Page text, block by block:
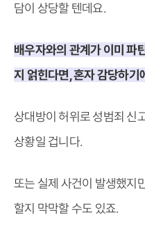
담이 상당할 텐데요.
배우자와의 관계가 이미 파
지 얽힌다면, 혼자 감당하
상대방이 허위로 성범죄 신
상황일 겁니다.
또는 실제 사건이 발생했지
할지 막막할 수도 있죠.